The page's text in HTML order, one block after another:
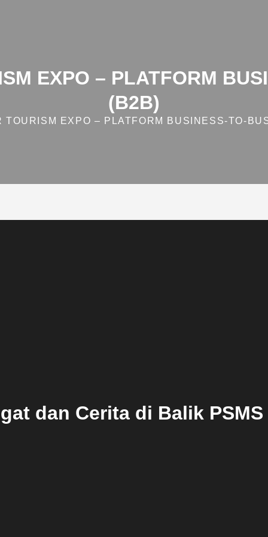
EXPO – PLATFORM
(B2B)
TOURISM EXPO – PLATFORM
dan Cerita di Balik PSMS